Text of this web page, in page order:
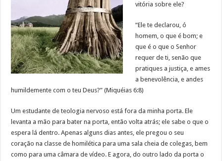
vitória sobre ele?
“Ele te declarou, ó
homem, o que é bom; e
que é o que o Senhor
requer de ti, senão que
pratiques a justiça, e ames
a benevolência, e andes
humildemente com o teu Deus?” (Miquéias 6:8)
Um estudante de teologia nervoso está fora da minha porta. Ele
levanta a mão para bater na porta, então volta atrás; ele sabe o que o
espera lá dentro. Apenas alguns dias antes, ele pregou o seu
coração na classe de homilética para uma sala cheia de colegas, bem
como para uma câmara de vídeo. E agora, do outro lado da porta o